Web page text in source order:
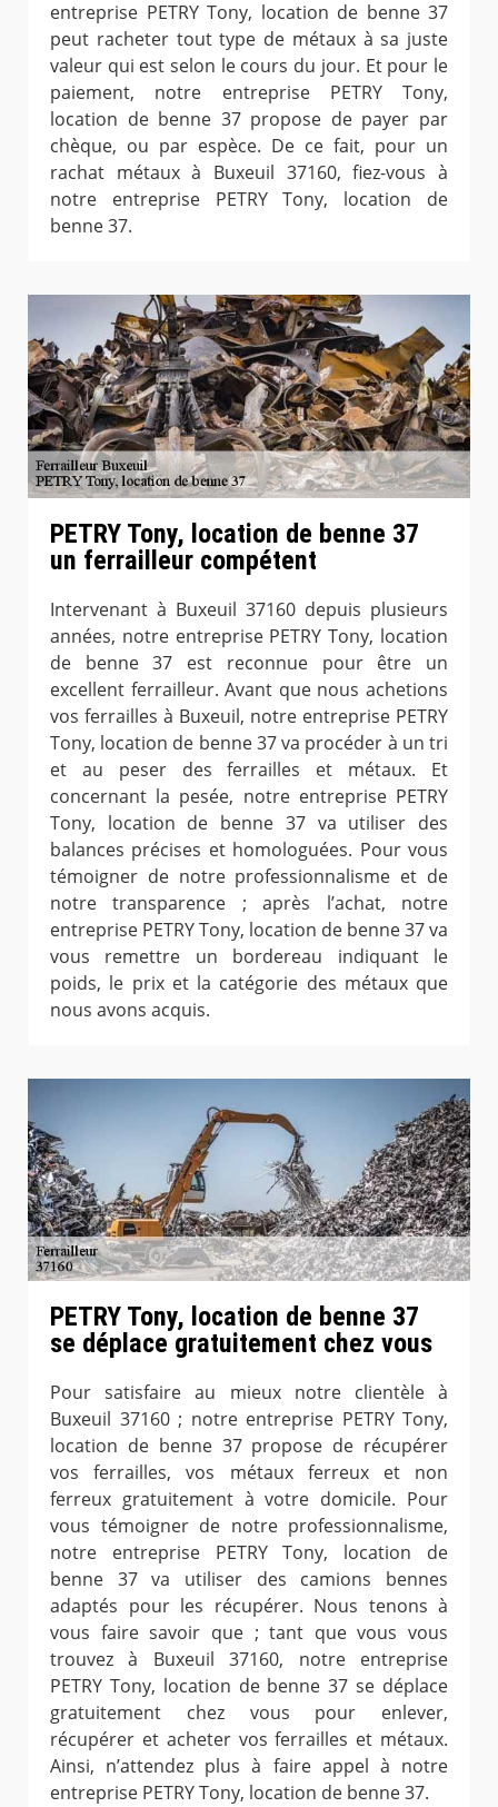
entreprise PETRY Tony, location de benne 37
peut racheter tout type de métaux à sa juste
valeur qui est selon le cours du jour. Et pour le
paiement, notre entreprise PETRY Tony,
location de benne 37 propose de payer par
chèque, ou par espèce. De ce fait, pour un
rachat métaux à Buxeuil 37160, fiez-vous à
notre entreprise PETRY Tony, location de
benne 37.
PETRY Tony, location de benne 37
un ferrailleur compétent
Intervenant à Buxeuil 37160 depuis plusieurs
années, notre entreprise PETRY Tony, location
de benne 37 est reconnue pour être un
excellent ferrailleur. Avant que nous achetions
vos ferrailles à Buxeuil, notre entreprise PETRY
Tony, location de benne 37 va procéder à un tri
et au peser des ferrailles et métaux. Et
concernant la pesée, notre entreprise PETRY
Tony, location de benne 37 va utiliser des
balances précises et homologuées. Pour vous
témoigner de notre professionnalisme et de
notre transparence ; après l’achat, notre
entreprise PETRY Tony, location de benne 37 va
vous remettre un bordereau indiquant le
poids, le prix et la catégorie des métaux que
nous avons acquis.
PETRY Tony, location de benne 37
se déplace gratuitement chez vous
Pour satisfaire au mieux notre clientèle à
Buxeuil 37160 ; notre entreprise PETRY Tony,
location de benne 37 propose de récupérer
vos ferrailles, vos métaux ferreux et non
ferreux gratuitement à votre domicile. Pour
vous témoigner de notre professionnalisme,
notre entreprise PETRY Tony, location de
benne 37 va utiliser des camions bennes
adaptés pour les récupérer. Nous tenons à
vous faire savoir que ; tant que vous vous
trouvez à Buxeuil 37160, notre entreprise
PETRY Tony, location de benne 37 se déplace
gratuitement chez vous pour enlever,
récupérer et acheter vos ferrailles et métaux.
Ainsi, n’attendez plus à faire appel à notre
entreprise PETRY Tony, location de benne 37.